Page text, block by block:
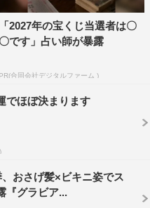
「2027年の宝くじ当選者は〇
〇です」占い師が暴露
PR(合同会社デジタルファーム )
でほぼ決まります
おさげ髪×ビキニ姿でス
『グラビア...